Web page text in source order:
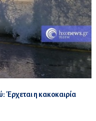
Έρχεται η κακοκαιρία